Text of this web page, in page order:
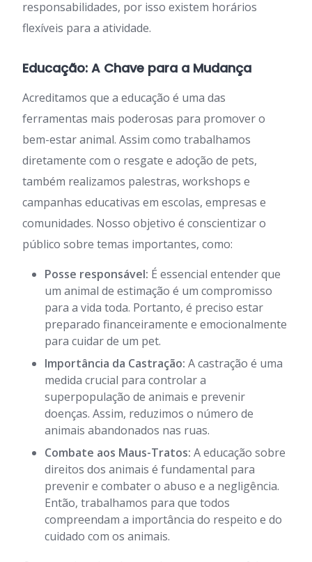
responsabilidades, por isso existem horários
flexíveis para a atividade.
Educação: A Chave para a Mudança
Acreditamos que a educação é uma das
ferramentas mais poderosas para promover o
bem-estar animal. Assim como trabalhamos
diretamente com o resgate e adoção de pets,
também realizamos palestras, workshops e
campanhas educativas em escolas, empresas e
comunidades. Nosso objetivo é conscientizar o
público sobre temas importantes, como:
Posse responsável: É essencial entender que
um animal de estimação é um compromisso
para a vida toda. Portanto, é preciso estar
preparado financeiramente e emocionalmente
para cuidar de um pet.
Importância da Castração: A castração é uma
medida crucial para controlar a
superpopulação de animais e prevenir
doenças. Assim, reduzimos o número de
animais abandonados nas ruas.
Combate aos Maus-Tratos: A educação sobre
direitos dos animais é fundamental para
prevenir e combater o abuso e a negligência.
Então, trabalhamos para que todos
compreendam a importância do respeito e do
cuidado com os animais.